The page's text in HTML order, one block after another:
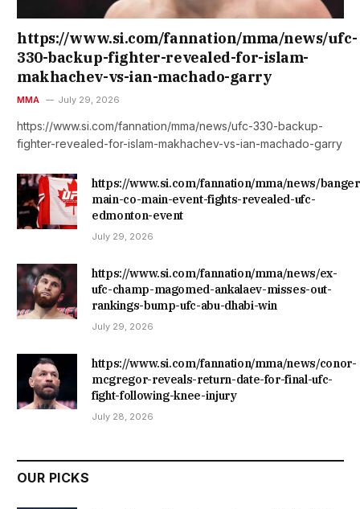
https://www.si.com/fannation/mma/news/ufc-
330-backup-fighter-revealed-for-islam-
makhachev-vs-ian-machado-garry
MMA July 29, 2026
https://www.si.com/fannation/mma/news/ufc-330-backup-
fighter-revealed-for-islam-makhachev-vs-ian-machado-garry
https://www.si.com/fannation/mma/news/
main-co-main-event-fights-revealed-ufc-
edmonton-event
July 29, 2026
https://www.si.com/fannation/mma/news/ex-
ufc-champ-magomed-ankalaev-misses-out-
rankings-bump-ufc-abu-dhabi-win
July 29, 2026
https://www.si.com/fannation/mma/news/conor-
mcgregor-reveals-return-date-for-final-ufc-
fight-following-knee-injury
July 28, 2026
OUR PICKS